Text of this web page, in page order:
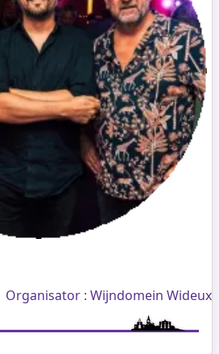
Organisator : Wijndomein Wideux